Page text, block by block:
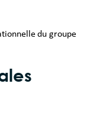
du groupe